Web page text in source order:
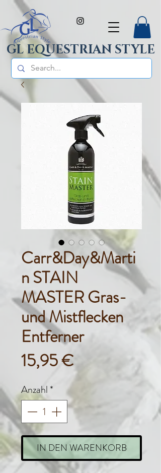
GL EQUESTRIAN STYLE
Carr&Day&Marti
n STAIN
MASTER Gras-
und Mistflecken
Entferner
15,95 €Preis
Anzahl *
IN DEN WARENKORB